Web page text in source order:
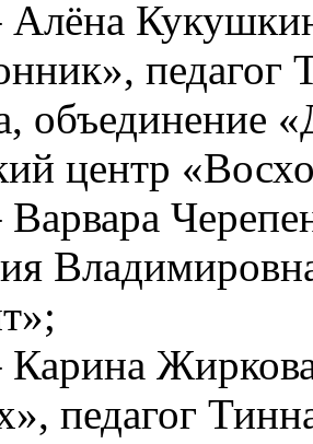
Алёна
педагог
объединение
центр
Карина
педагог